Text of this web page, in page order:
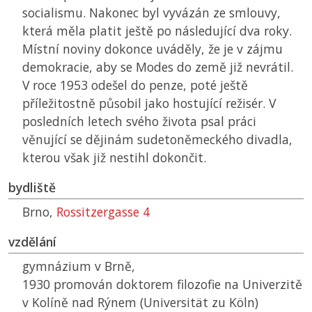
socialismu. Nakonec byl vyvázán ze smlouvy,
která měla platit ještě po následující dva roky.
Místní noviny dokonce uváděly, že je v zájmu
demokracie, aby se Modes do země již nevrátil.
V roce 1953 odešel do penze, poté ještě
příležitostně působil jako hostující režisér. V
posledních letech svého života psal práci
věnující se dějinám sudetoněmeckého divadla,
kterou však již nestihl dokončit.
bydliště
Brno, Rossitzergasse 4
vzdělání
gymnázium v Brně,
1930 promován doktorem filozofie na Univerzitě
v Kolíně nad Rýnem (Universität zu Köln)